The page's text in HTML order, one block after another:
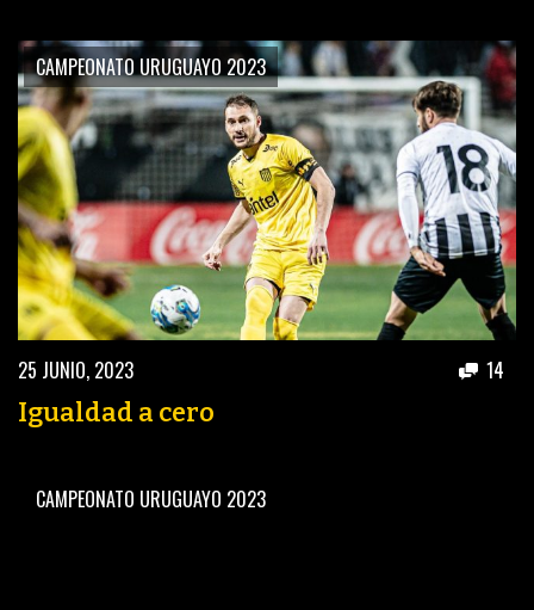
CAMPEONATO URUGUAYO 2023
25 JUNIO, 2023 14
Igualdad a cero
CAMPEONATO URUGUAYO 2023